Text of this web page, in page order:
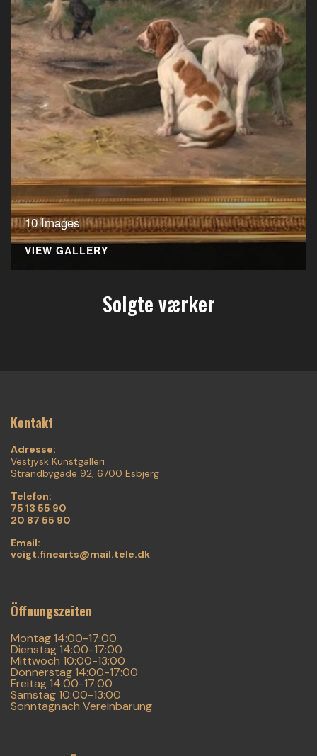
10 Images
VIEW GALLERY
Solgte værker
Kontakt
Adresse:
Vestjysk Kunstgalleri
Strandbygade 92, 6700 Esbjerg
Telefon:
75 13 55 90
20 87 55 90
Email:
voigt.finearts@mail.tele.dk
Öffnungszeiten
Montag 14:00-17:00
Dienstag 14:00-17:00
Mittwoch 10:00-13:00
Donnerstag 14:00-17:00
Freitag 14:00-17:00
Samstag 10:00-13:00
Sonntagnach Vereinbarung